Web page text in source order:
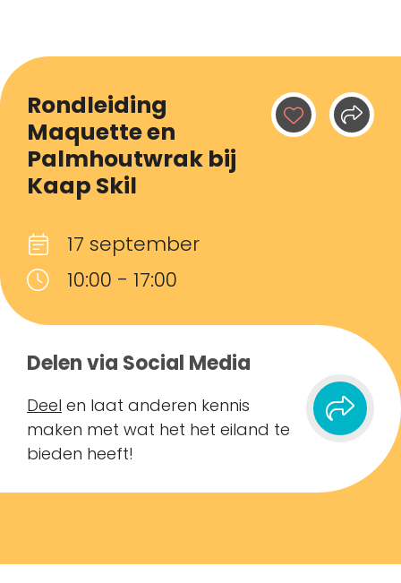
Rondleiding
Maquette en
Palmhoutwrak bij
Kaap Skil
17 september
10:00 - 17:00
Delen via Social Media
Deel en laat anderen kennis
maken met wat het het eiland te
bieden heeft!